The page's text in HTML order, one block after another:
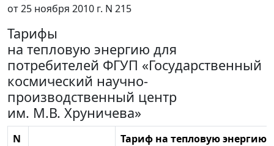
от 25 ноября 2010 г. N 215
Тарифы
на тепловую энергию для
потребителей ФГУП «Государственный
космический научно-
производственный центр
им. М.В. Хруничева»
N
Тариф на тепловую энергию